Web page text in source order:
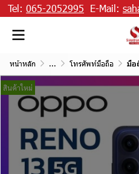
Tel: 065-2052995 E-Mail:
หน้าหลัก ... โทรศัพท์มือถือ มือ
สินค้าใหม่